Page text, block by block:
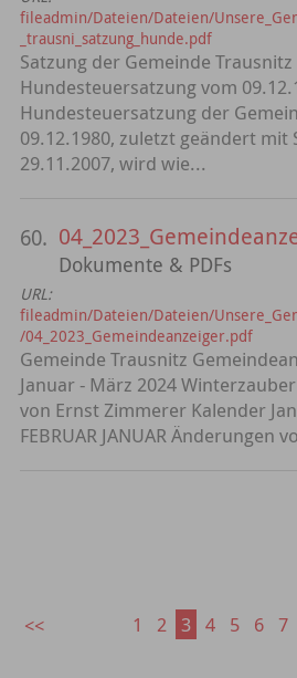
fileadmin/Dateien/Dateien/
_trausni_satzung_hunde.pdf
Satzung der Gemeinde
Hundesteuersatzung vom
Hundesteuersatzung der
09.12.1980, zuletzt geändert mit
29.11.2007, wird wie...
60.
Dokumente & PDFs
URL:
fileadmin/Dateien/Dateien/
/04_2023_Gemeindeanzeiger.pdf
Gemeinde Trausnitz
Januar - März 2024
von Ernst Zimmerer Kalender
FEBRUAR JANUAR Änderungen
1 2 3 4 5 6 7